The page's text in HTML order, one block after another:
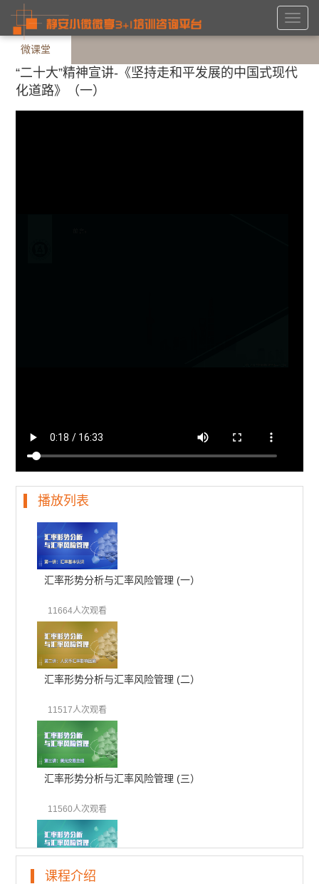
微课堂
“二十大”精神宣讲-《坚持走和平发展的中国式现代
化道路》（一）
播放列表
汇率形势分析与汇率风险管理 (一）
11664人次观看
汇率形势分析与汇率风险管理 (二）
11517人次观看
汇率形势分析与汇率风险管理 (三）
11560人次观看
汇率形势分析与汇率风险管理 (四）
课程介绍